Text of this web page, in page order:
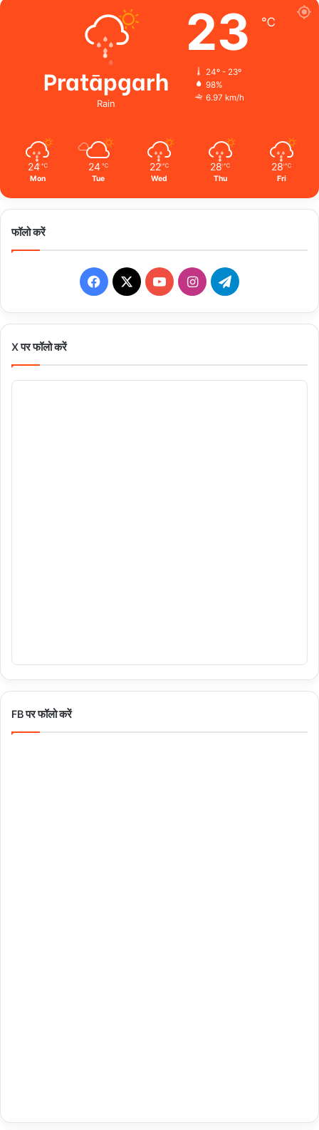
Pratāpgarh
Rain
23 ℃
24º - 23º
98%
6.97 km/h
24 ℃
Mon
24 ℃
Tue
22 ℃
Wed
28 ℃
Thu
28 ℃
Fri
फॉलो करें
Facebook
X YouTubeInstagramTelegram
X पर फॉलो करें
FB पर फॉलो करें